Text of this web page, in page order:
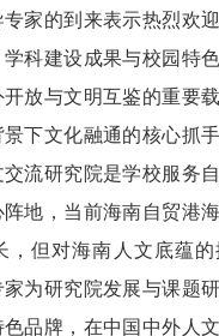
家的到来表示热烈欢
科建设成果与校园特
放与文明互鉴的重要
下文化融通的核心抓
流研究院是学校服务
地，当前海南自贸港
，但对海南人文底蕴
为研究院发展与课题
品牌，在中国中外人